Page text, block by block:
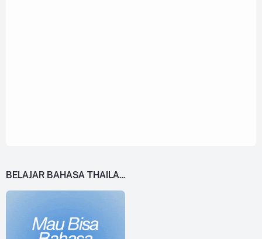
BELAJAR BAHASA THAILAND DARI 0!